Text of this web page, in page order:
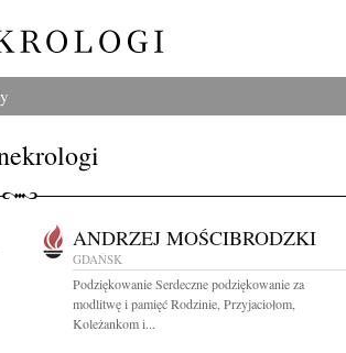
ANDRZEJ MOŚCIBRODZKI
GDAŃSK
Podziękowanie Serdeczne podziękowanie za
modlitwę i pamięć Rodzinie, Przyjaciołom,
Koleżankom i...